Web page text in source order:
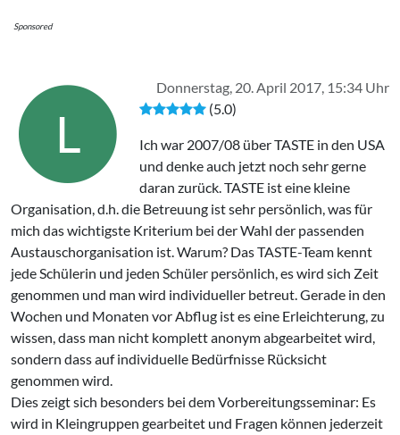
Sponsored
L
Donnerstag, 20. April 2017, 15:34 Uhr
(5.0)
Ich war 2007/08 über TASTE in den USA
und denke auch jetzt noch sehr gerne
daran zurück. TASTE ist eine kleine
Organisation, d.h. die Betreuung ist sehr persönlich, was für
mich das wichtigste Kriterium bei der Wahl der passenden
Austauschorganisation ist. Warum? Das TASTE-Team kennt
jede Schülerin und jeden Schüler persönlich, es wird sich Zeit
genommen und man wird individueller betreut. Gerade in den
Wochen und Monaten vor Abflug ist es eine Erleichterung, zu
wissen, dass man nicht komplett anonym abgearbeitet wird,
sondern dass auf individuelle Bedürfnisse Rücksicht
genommen wird.
Dies zeigt sich besonders bei dem Vorbereitungsseminar: Es
wird in Kleingruppen gearbeitet und Fragen können jederzeit